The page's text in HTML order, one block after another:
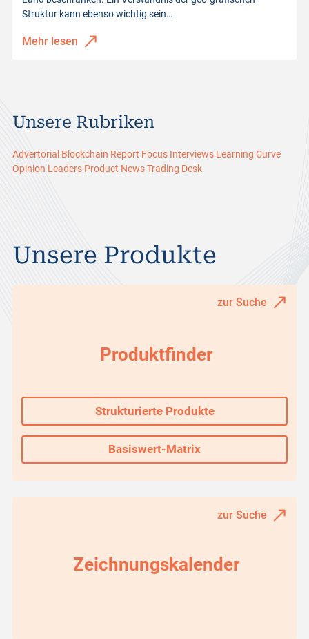
Struktur kann ebenso wichtig sein…
Mehr lesen
Unsere Rubriken
Advertorial Blockchain Report Focus Interviews Learning Curve
Opinion Leaders Product NewsTrading Desk
Unsere Produkte
zur Suche
Produktfinder
Strukturierte Produkte
Basiswert-Matrix
zur Suche
Zeichnungskalender